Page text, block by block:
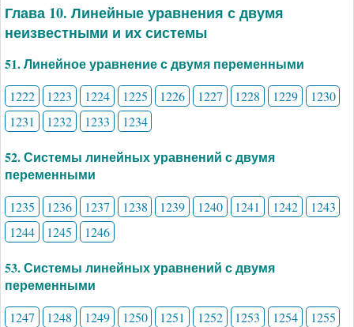
Глава 10. Линейные уравнения с двумя
неизвестными и их системы
51. Линейное уравнение с двумя переменными
1222 1223 1224 1225 1226 1227 1228 1229
1230
1231
1232 1233 1234
52. Системы линейных уравнений с двумя
переменными
1235 1236 1237 1238 1239 1240 1241 1242
1243
1244
1245 1246
53. Системы линейных уравнений с двумя
переменными
1247 1248 1249 1250 1251 1252 1253 1254
1255